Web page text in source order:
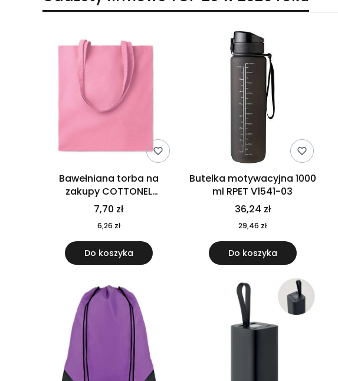
Bawełniana torba na
zakupy COTTONEL
COLOUR++ MO9846-11
7,70 zł
6,26 zł
Do koszyka
Butelka motywacyjna 1000
ml RPET V1541-03
36,24 zł
29,46 zł
Do koszyka